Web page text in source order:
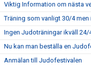
Viktig Information om nästa
Träning som vanligt 30/4 men
Ingen Judoträningar ikväll
Nu kan man beställa en
Anmälan till Judofestivalen